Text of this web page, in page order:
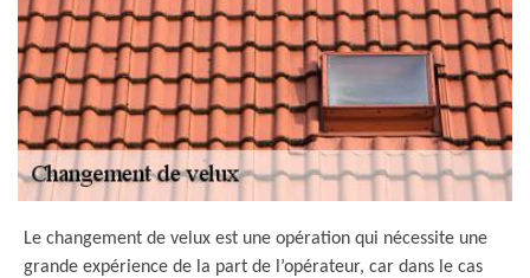
Le changement de velux est une opération qui nécessite une
grande expérience de la part de l’opérateur, car dans le cas